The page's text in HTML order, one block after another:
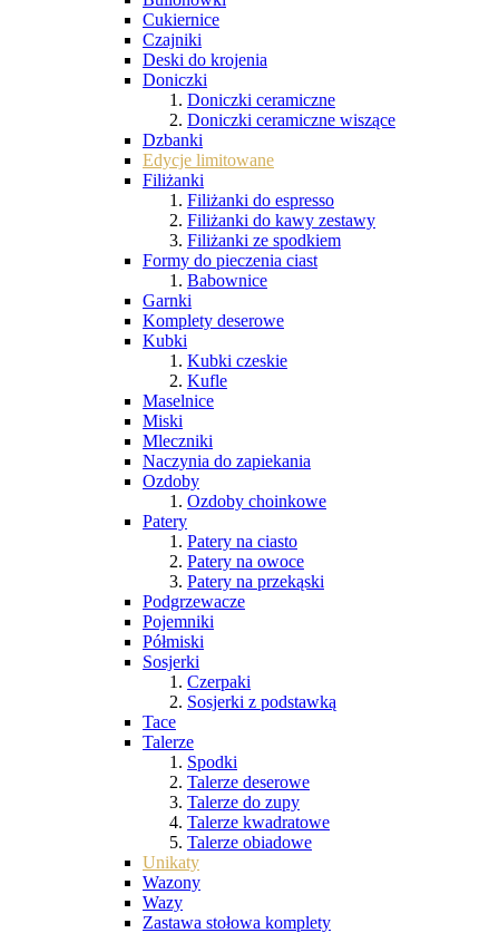
Cukiernice
Czajniki
Deski do krojenia
Doniczki
Doniczki ceramiczne
Doniczki ceramiczne wiszące
Dzbanki
Edycje limitowane
Filiżanki
Filiżanki do espresso
Filiżanki do kawy zestawy
Filiżanki ze spodkiem
Formy do pieczenia ciast
Babownice
Garnki
Komplety deserowe
Kubki
Kubki czeskie
Kufle
Maselnice
Miski
Mleczniki
Naczynia do zapiekania
Ozdoby
Ozdoby choinkowe
Patery
Patery na ciasto
Patery na owoce
Patery na przekąski
Podgrzewacze
Pojemniki
Półmiski
Sosjerki
Czerpaki
Sosjerki z podstawką
Tace
Talerze
Spodki
Talerze deserowe
Talerze do zupy
Talerze kwadratowe
Talerze obiadowe
Unikaty
Wazony
Wazy
Zastawa stołowa komplety